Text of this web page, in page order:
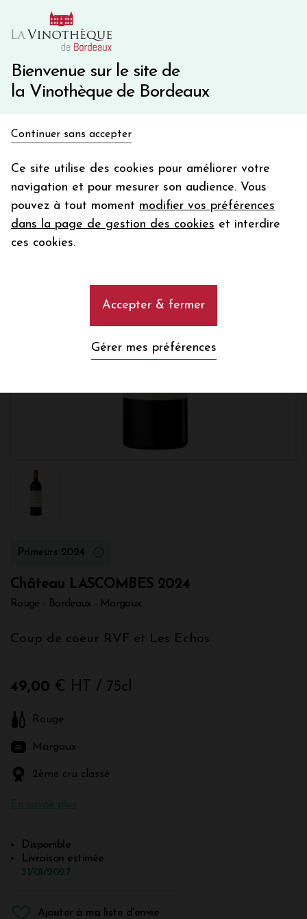
Bienvenue sur le site de
la Vinothèque de Bordeaux
Continuer sans accepter
Ce site utilise des cookies pour améliorer votre
navigation et pour mesurer son audience. Vous
pouvez à tout moment modifier vos préférences
dans la page de gestion des cookies et interdire
ces cookies.
Accepter & fermer
Gérer mes préférences
10€ de remise immédiate sur votre première commande
Une question ?
Primeurs 2024
Château LASCOMBES 2024
Rouge - Bordeaux - Margaux
Coup de coeur RVF et Les Echos
49,00 € HT / 75cl
Rouge
Margaux
2ème cru classé
Disponible
Livraison estimée
31/01/2027
Ajouter à ma liste d'envie
en bon d'achat
Votre
email
En m’abonnant, j’accepte de recevoir la newsletter de la